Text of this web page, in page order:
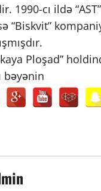
1990-cı ildə
“Biskvit”
Ploşad”
bəyənin